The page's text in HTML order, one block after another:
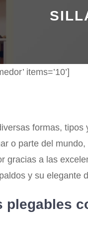
items=’10’]
formas,
o parte del
gracias a las
y su elegante
plegables